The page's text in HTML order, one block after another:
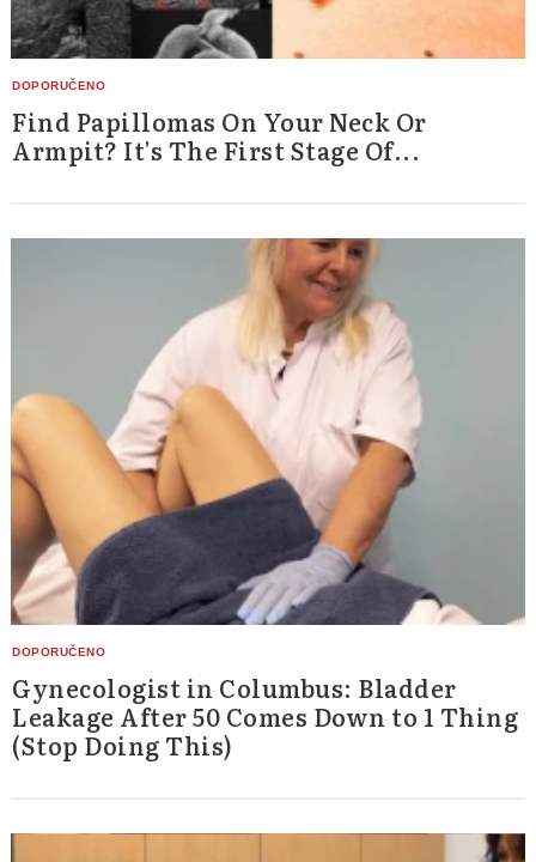
Find Papillomas On Your Neck Or
Armpit? It's The First Stage Of...
Gynecologist in Columbus: Bladder
Leakage After 50 Comes Down to 1 Thing
(Stop Doing This)